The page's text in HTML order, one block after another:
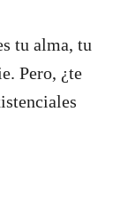
tu alma, tu
Pero, ¿te